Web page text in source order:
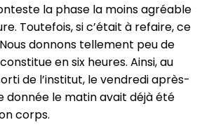
la phase la moins agréable
Toutefois, si c’était à refaire, ce
donnons tellement peu de
en six heures. Ainsi, au
de l’institut, le vendredi après-
donnée le matin avait déjà été
corps.